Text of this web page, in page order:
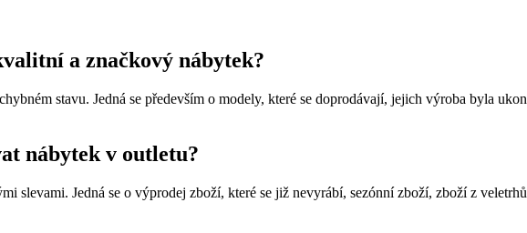
a značkový nábytek?
stavu. Jedná se především o modely, které se doprodávají, jejich výroba byla
nábytek v outletu?
slevami. Jedná se o výprodej zboží, které se již nevyrábí, sezónní zboží, zboží z